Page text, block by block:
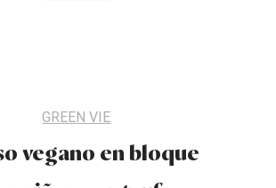
GREEN VIE
vegano en bloque